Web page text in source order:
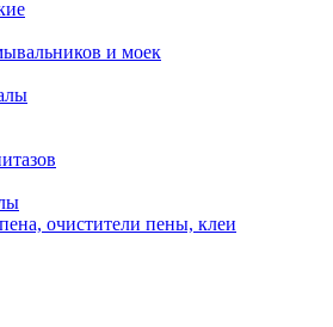
и моек
очистители пены, клеи